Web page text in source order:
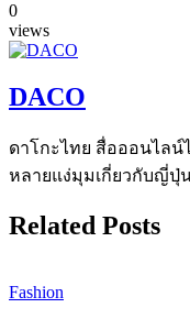
0
views
DACO
ดาโกะไทย สื่อออนไล
หลายแง่มุมเกี่ยวกับญี่ปุ่
Related Posts
Fashion